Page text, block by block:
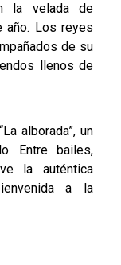
la velada de
año. Los reyes
de su
llenos de
alborada”, un
Entre bailes,
la auténtica
a la